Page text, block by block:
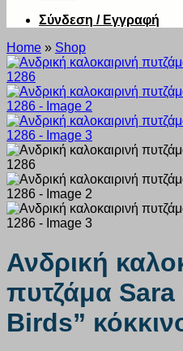
Σύνδεση / Εγγραφή
Home » Shop
Ανδρική
πυτζάμα
Birds”